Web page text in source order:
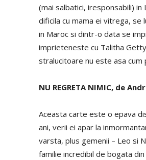
(mai salbatici, iresponsabili)
dificila cu mama ei vitrega, se
in Maroc si dintr-o data se
imprieteneste cu Talitha
stralucitoare nu este asa cum
NU REGRETA NIMIC, de
Aceasta carte este o epava
ani, verii ei apar la
varsta, plus gemenii – Leo si
familie incredibil de bogata